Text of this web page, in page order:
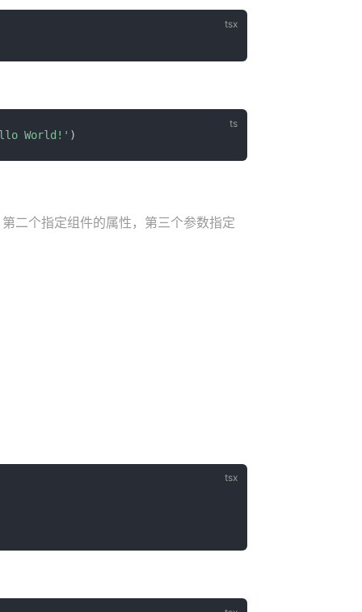
World!' )
二个指定组件的属性，第三个参数指定